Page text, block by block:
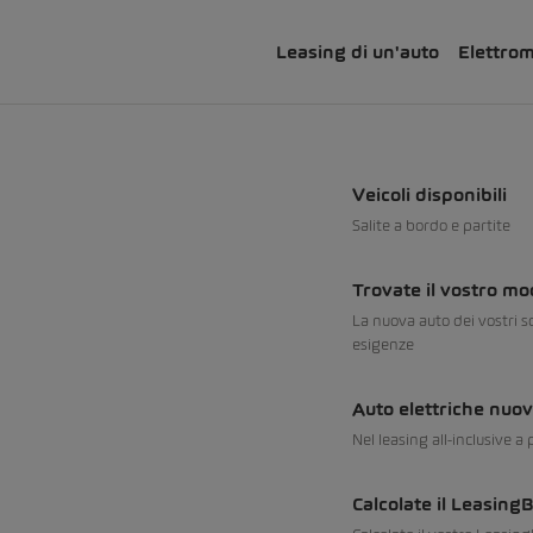
Leasing di un'auto
Veicoli disponibili
Salite a bordo e partite
Trovate il vostro
La nuova auto dei vostri
esigenze
Auto elettriche
Nel leasing all-inclusive a
Calcolate il